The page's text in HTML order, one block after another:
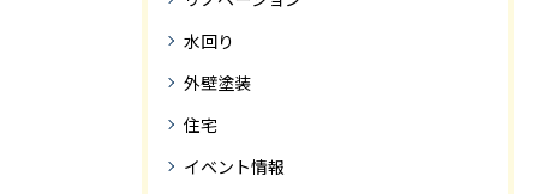
水回り
外壁塗装
住宅
イベント情報